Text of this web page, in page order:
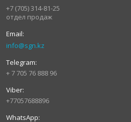
+7 (705) 314-81-25
отдел продаж
info@sgn.kz
+ 7 705 76 888 96
+77057688896